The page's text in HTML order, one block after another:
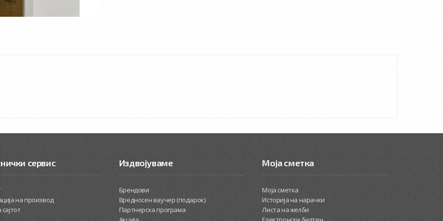
сервис
на производ
сајтот
Издвојуваме
Брендови
Вредносен ваучер (подарок)
Партнерска програма
Моја сметка
Моја сметка
Историја на нарачки
Листа на желби